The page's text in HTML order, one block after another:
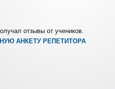
отзывы от учеников.
АНКЕТУ РЕПЕТИТОРА